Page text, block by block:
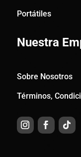
Portátiles
Nuestra
Sobre Nosotros
Términos,